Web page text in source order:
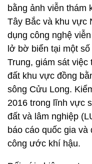
bằng ảnh viễn thám
Tây Bắc và khu vực
dụng công nghệ
lở bờ biển tại một
Trung, giám sát
đất khu vực đồng
sông Cửu Long.
2016 trong lĩnh vực
đất và lâm nghiệp
báo cáo quốc gia
công ước khí hậu.